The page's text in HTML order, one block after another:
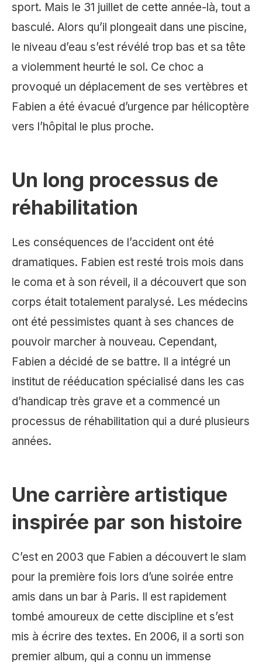
sport. Mais le 31 juillet de cette année-là, tout a
basculé. Alors qu’il plongeait dans une piscine,
le niveau d’eau s’est révélé trop bas et sa tête
a violemment heurté le sol. Ce choc a
provoqué un déplacement de ses vertèbres et
Fabien a été évacué d’urgence par hélicoptère
vers l’hôpital le plus proche.
Un long processus de
réhabilitation
Les conséquences de l’accident ont été
dramatiques. Fabien est resté trois mois dans
le coma et à son réveil, il a découvert que son
corps était totalement paralysé. Les médecins
ont été pessimistes quant à ses chances de
pouvoir marcher à nouveau. Cependant,
Fabien a décidé de se battre. Il a intégré un
institut de rééducation spécialisé dans les cas
d’handicap très grave et a commencé un
processus de réhabilitation qui a duré plusieurs
années.
Une carrière artistique
inspirée par son histoire
C’est en 2003 que Fabien a découvert le slam
pour la première fois lors d’une soirée entre
amis dans un bar à Paris. Il est rapidement
tombé amoureux de cette discipline et s’est
mis à écrire des textes. En 2006, il a sorti son
premier album, qui a connu un immense